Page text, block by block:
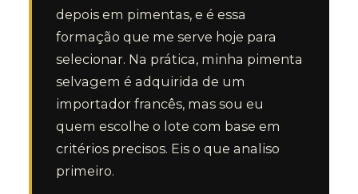
depois em pimentas, e é essa
formação que me serve hoje para
selecionar. Na prática, minha pimenta
selvagem é adquirida de um
importador francês, mas sou eu
quem escolhe o lote com base em
critérios precisos. Eis o que analiso
primeiro.